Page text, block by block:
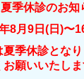
夏季休診のお知
9日(日)〜
夏季休診とな
お願いいたし